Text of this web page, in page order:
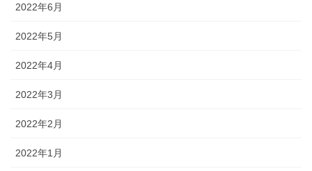
2022年6月
2022年5月
2022年4月
2022年3月
2022年2月
2022年1月